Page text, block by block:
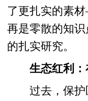
了更扎实的素
再是零散的知
的扎实研究。
生态红利
过去，保护